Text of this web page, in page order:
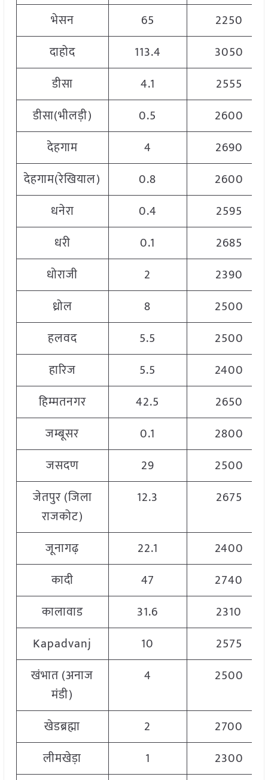
भेसन
65
2250
दाहोद
113.4
3050
डीसा
4.1
2555
डीसा(भीलड़ी)
0.5
2600
देहगाम
4
2690
देहगाम(रेखियाल)
0.8
2600
धनेरा
0.4
2595
धरी
0.1
2685
धोराजी
2
2390
ध्रोल
8
2500
हलवद
5.5
2500
हारिज
5.5
2400
हिम्मतनगर
42.5
2650
जम्बूसर
0.1
2800
जसदण
29
2500
जेतपुर (जिला
राजकोट)
12.3 2675
जूनागढ़ 22.1
2400
कादी
47
2740
कालावाड
31.6
2310
Kapadvanj
10
2575
खंभात (अनाज
मंडी)
4 2500
खेडब्रह्मा 2
2700
लीमखेड़ा
1 2300